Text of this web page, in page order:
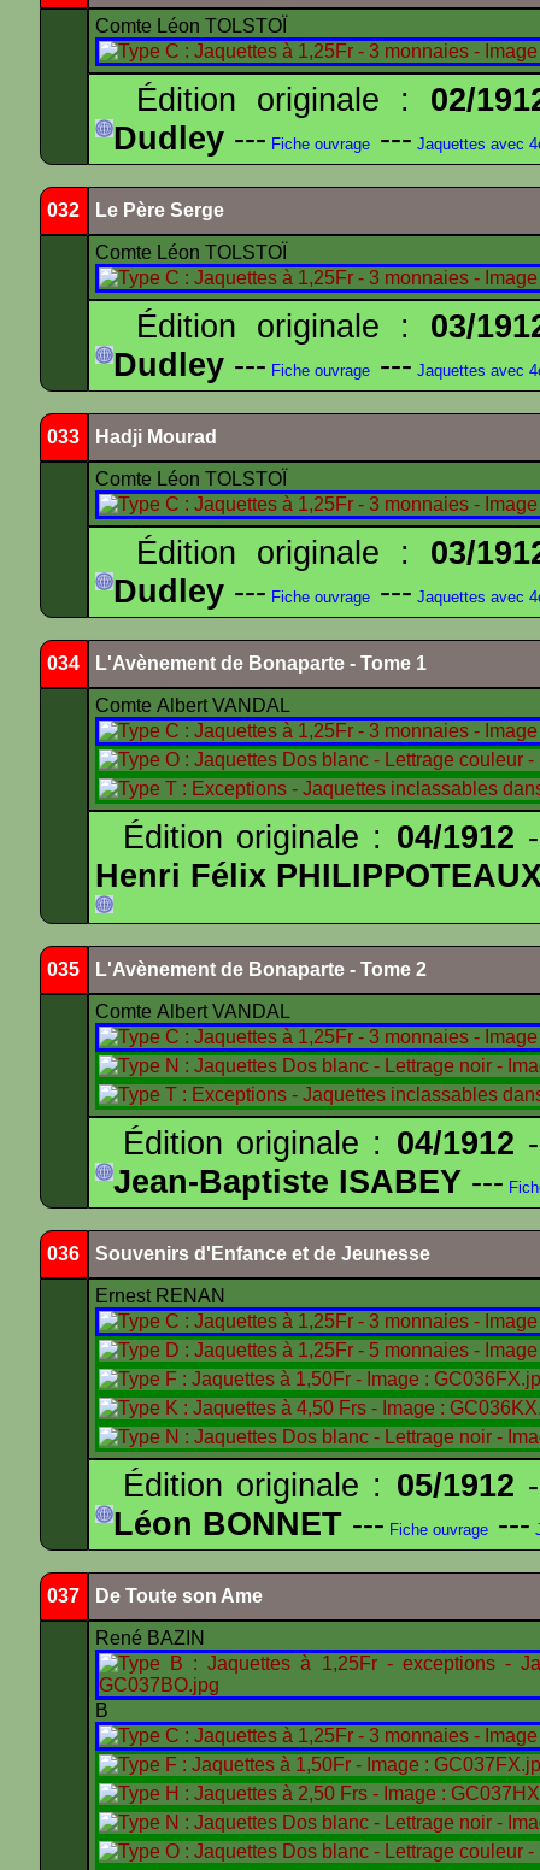
Comte Léon TOLSTOÏ
Édition originale : 02/
Dudley --- Fiche ouvrage --- Jaquettes avec
032 Le Père Serge
Comte Léon TOLSTOÏ
Édition originale : 03/
Dudley --- Fiche ouvrage --- Jaquettes avec
033 Hadji Mourad
Comte Léon TOLSTOÏ
Édition originale : 03/
Dudley --- Fiche ouvrage --- Jaquettes avec
034 L'Avènement de Bonaparte - Tome 1
Comte Albert VANDAL
Édition originale : 04/1912
Henri Félix
035 L'Avènement de Bonaparte - Tome 2
Comte Albert VANDAL
Édition originale : 04/1912
Jean-Baptiste ISABEY ---
036 Souvenirs d'Enfance et de Jeunesse
Ernest RENAN
Édition originale : 05/1912
Léon BONNET --- Fiche ouvrage ---
037 De Toute son Ame
René BAZIN
B